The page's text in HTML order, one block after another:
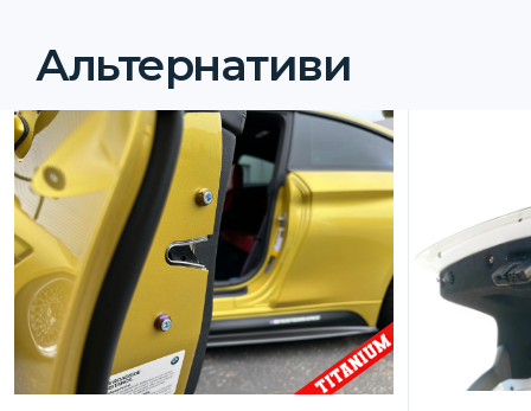
Альтернативи